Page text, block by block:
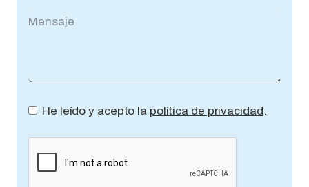
He leído y acepto la política de privacidad.